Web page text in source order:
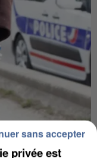
privée est
sans accepter